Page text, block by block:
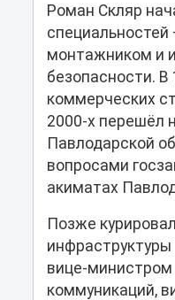
Роман Скляр
монтажником и
безопасности. В
коммерческих
2000-х перешёл
Павлодарской
вопросами
акиматах
Позже
вице-министром
коммуникаций,